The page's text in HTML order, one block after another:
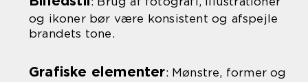
og ikoner bør være konsistent og afspejle
brandets tone.
Grafiske elementer: Mønstre, former og